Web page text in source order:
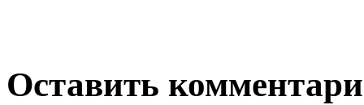
Оставить